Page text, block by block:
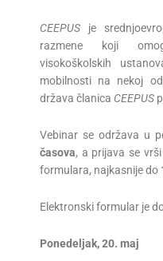
CEEPUS je
razmene koji
visokoškolskih
mobilnosti na nekoj
država članica CEEPUS
Vebinar se održava u
časova, a prijava se
formulara, najkasnije do
Elektronski formular je
Ponedeljak,20. maj